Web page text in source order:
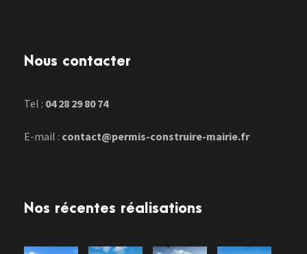
Nous contacter
Tel : 04 28 29 80 74
E-mail : contact@permis-construire-mairie.fr
Nos récentes réalisations